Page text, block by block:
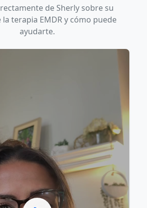
de Sherly sobre su
terapia EMDR y cómo puede
ayudarte.